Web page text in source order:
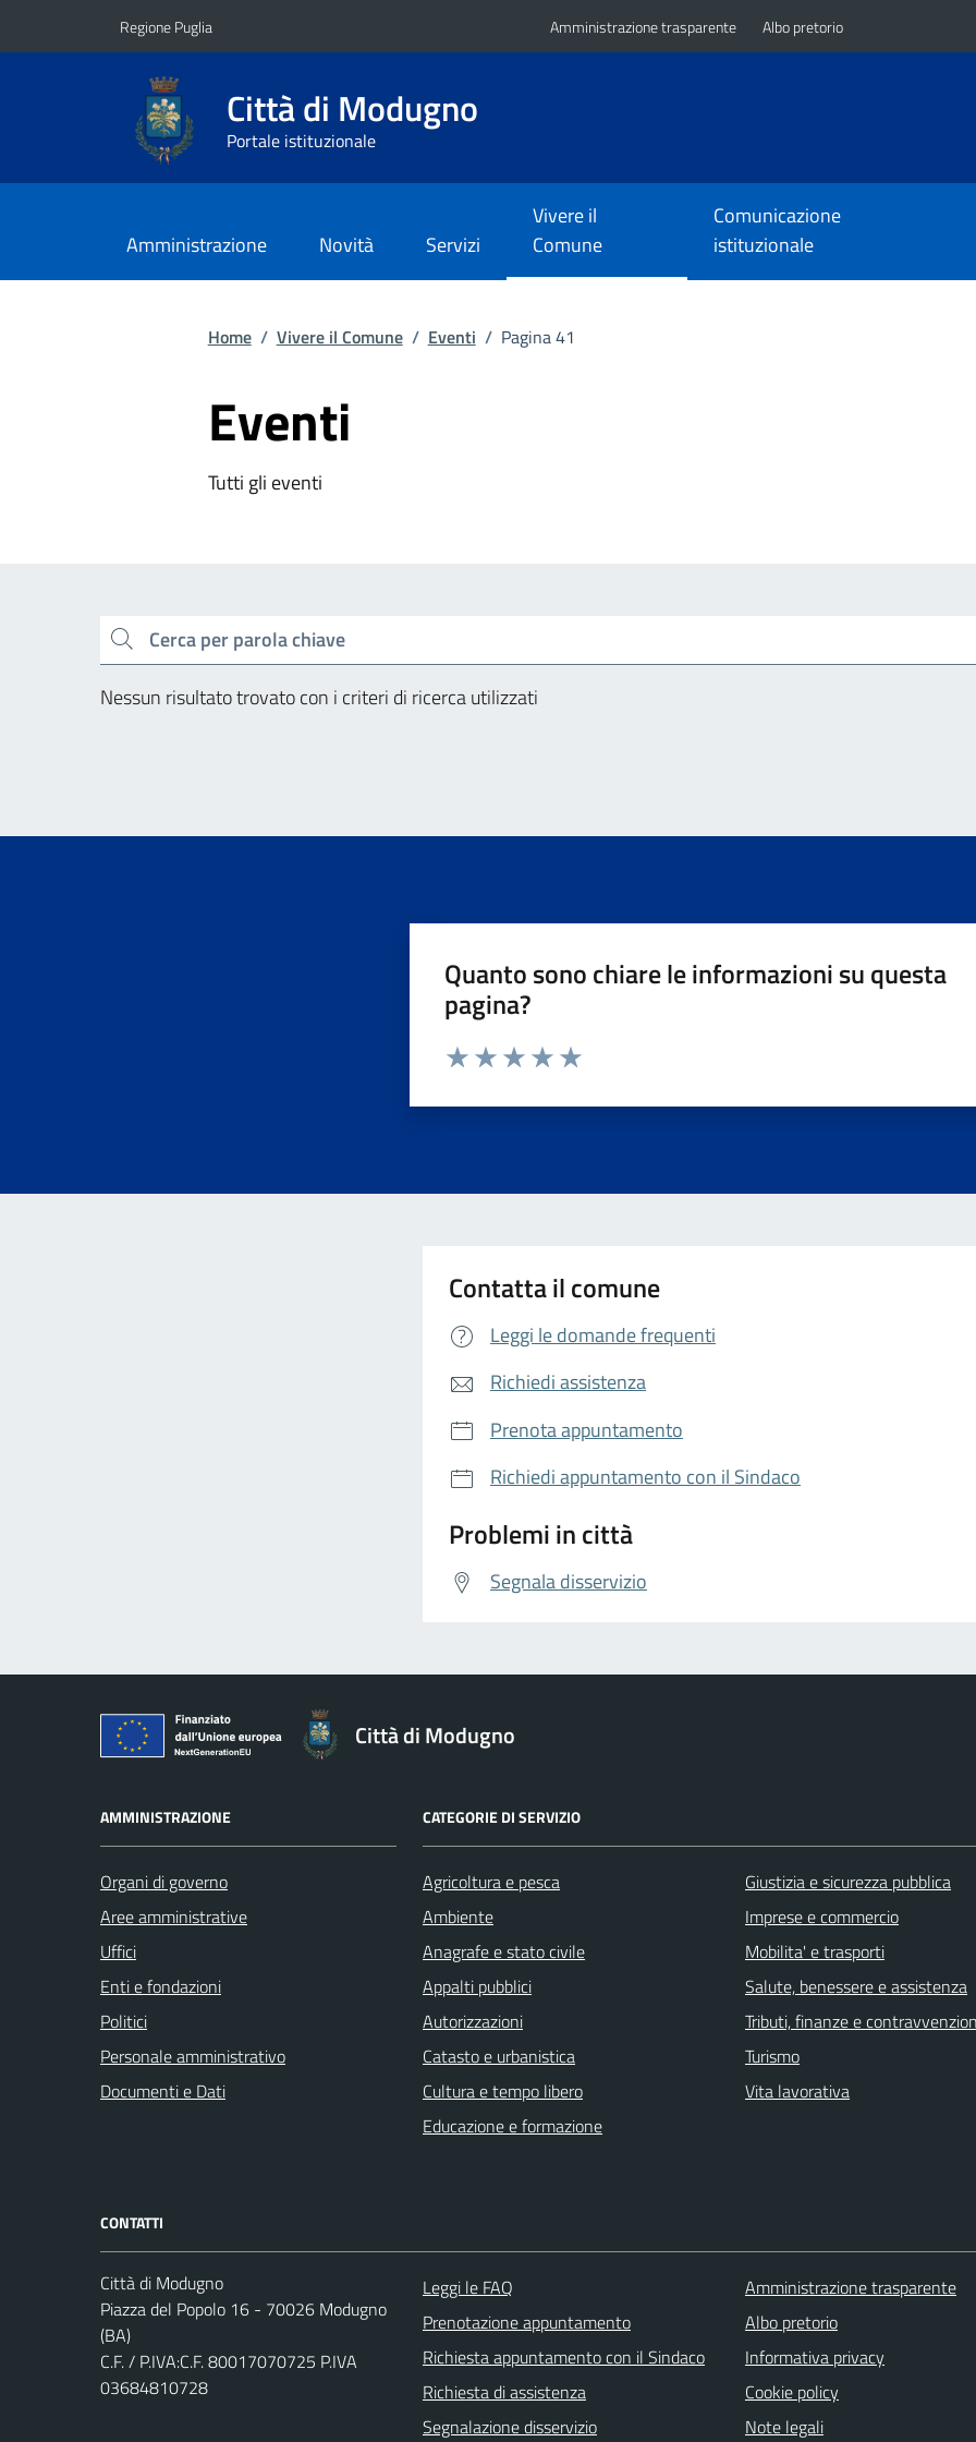
Regione Puglia Amministrazione trasparente Albo pretorio
Città di Modugno
Portale istituzionale
Amministrazione Novità Servizi
Vivere il
Comune
Comunicazione
istituzionale
Home / Vivere il Comune / Eventi / Pagina 41
Eventi
Tutti gli eventi
cerca
Nessun risultato trovato con i criteri di ricerca utilizzati
Quanto sono chiare le informazioni su questa
pagina?
Valuta da 1 a 5 stelle la pagina
Contatta il comune
Leggi le domande frequenti
Richiedi assistenza
Prenota appuntamento
Richiedi appuntamento con il Sindaco
Problemi in città
Segnala disservizio
Città di Modugno
AMMINISTRAZIONE
Organi di governo
Aree amministrative
Uffici
Enti e fondazioni
Politici
Personale amministrativo
Documenti e Dati
CATEGORIE DI SERVIZIO
Agricoltura e pesca
Ambiente
Anagrafe e stato civile
Appalti pubblici
Autorizzazioni
Catasto e urbanistica
Cultura e tempo libero
Educazione e formazione
Giustizia e sicurezza pubblica
Imprese e commercio
Mobilita' e trasporti
Salute, benessere e assistenza
Tributi, finanze e
Turismo
Vita lavorativa
CONTATTI
Città di Modugno
Piazza del Popolo 16 - 70026 Modugno
(BA)
C.F. / P.IVA:C.F. 80017070725 P.IVA
03684810728
Leggi le FAQ
Prenotazione appuntamento
Richiesta appuntamento con il Sindaco
Richiesta di assistenza
Segnalazione disservizio
Amministrazione trasparente
Albo pretorio
Informativa privacy
Cookie policy
Note legali